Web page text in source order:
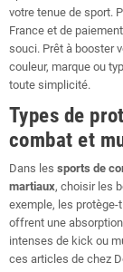
votre tenue de sport.
France et de
souci. Prêt à booster
couleur, marque ou
toute simplicité.
Types de
combat et
Dans les sports de
martiaux, choisir les
exemple, les
offrent une
intenses de kick ou
ces articles de chez